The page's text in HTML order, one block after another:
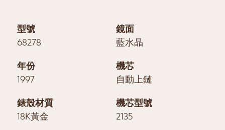
型號
68278
年份
1997
錶殼材質
18K黃金
鏡面
藍水晶
機芯
自動上鏈
機芯型號
2135